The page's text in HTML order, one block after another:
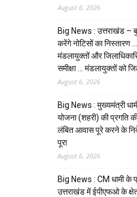
August 6, 2026
Big News : उत्तराखंड –
करेंगे नोटिसों का निस्तारण
मंडलायुक्तों और
समीक्षा … मंडलायुक्तों को
August 6, 2026
Big News : मुख्यमंत्री
योजना (शहरी) की प्रगति
लंबित आवास पूरे करने के
पूरा
August 6, 2026
Big News : CM धामी के
उत्तराखंड में ईपीएफओ के